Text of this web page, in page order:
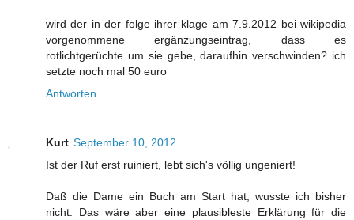
wird der in der folge ihrer klage am 7.9.2012 bei wikipedia
vorgenommene ergänzungseintrag, dass es
rotlichtgerüchte um sie gebe, daraufhin verschwinden? ich
setzte noch mal 50 euro
Antworten
Kurt September 10, 2012
Ist der Ruf erst ruiniert, lebt sich's völlig ungeniert!
Daß die Dame ein Buch am Start hat, wusste ich bisher
nicht. Das wäre aber eine plausibleste Erklärung für die